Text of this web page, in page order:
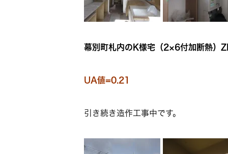
幕別町札内のK様宅（2×6付加断熱）
UA値=0.21
引き続き造作工事中です。